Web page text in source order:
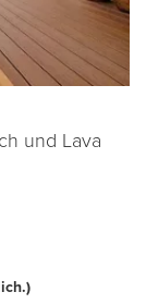
und Lava